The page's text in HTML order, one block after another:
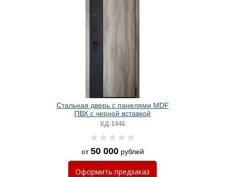
Стальная дверь с панелями MDF
ПВХ с черной вставкой
КД-1446
от50 000рублей
Оформить предзаказ